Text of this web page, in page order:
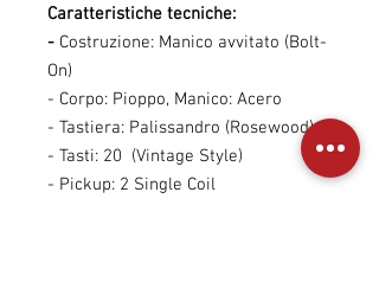
Caratteristiche tecniche:
- Costruzione: Manico avvitato (Bolt-
On)
- Corpo: Pioppo, Manico: Acero
- Tastiera: Palissandro (Rosewood)
- Tasti: 20 (Vintage Style)
- Pickup: 2 Single Coil